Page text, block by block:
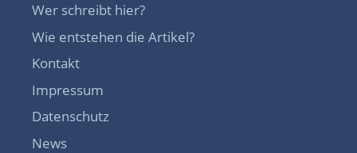
Wer schreibt hier?
Wie entstehen die Artikel?
Kontakt
Impressum
Datenschutz
News